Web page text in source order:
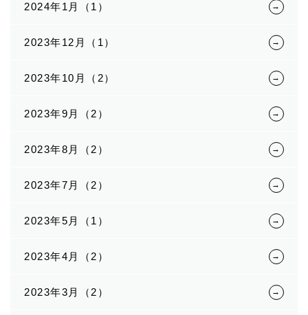
2024年1月（1）
2023年12月（1）
2023年10月（2）
2023年9月（2）
2023年8月（2）
2023年7月（2）
2023年5月（1）
2023年4月（2）
2023年3月（2）